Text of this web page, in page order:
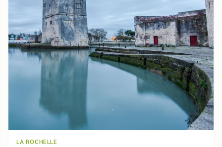
LA ROCHELLE